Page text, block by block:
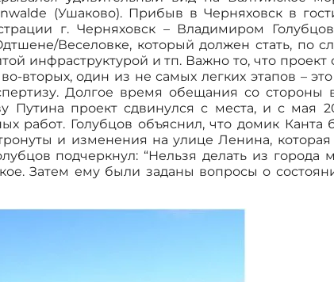
(Ушаково). Прибыв в Черняховск в
г. Черняховск – Владимиром
Веселовке, который должен стать, по
инфраструктурой и тп. Важно то, что
вторых, один из не самых легких этапов –
Долгое время обещания со стороны
Путина проект сдвинулся с места, и с мая
работ. Голубцов объяснил, что домик Канта
и изменения на улице Ленина,
подчеркнул: “Нельзя делать из города
Затем ему были заданы вопросы о